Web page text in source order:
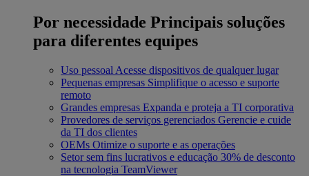
Por necessidade Principais soluções
para diferentes equipes
Uso pessoal Acesse dispositivos de qualquer lugar
Pequenas empresas Simplifique o acesso e suporte
remoto
Grandes empresas Expanda e proteja a TI corporativa
Provedores de serviços gerenciados Gerencie e cuide
da TI dos clientes
OEMs Otimize o suporte e as operações
Setor sem fins lucrativos e educação 30% de desconto
na tecnologia TeamViewer